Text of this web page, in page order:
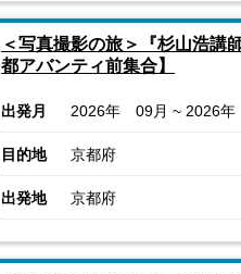
＜写真撮影の旅＞『杉山浩
都アバンティ前集合】
出発月 2026年 09月 ~ 2026
目的地 京都府
出発地 京都府